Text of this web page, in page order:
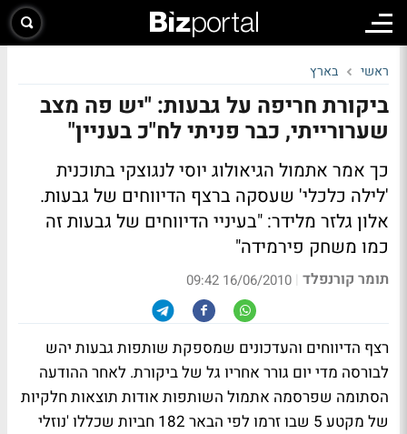
ראשי בארץ
ביקורת חריפה על גבעות: "יש פה מצב
שערורייתי, כבר פניתי לח"כ בעניין"
כך אמר אתמול הגיאולוג יוסי לנגוצקי בתוכנית
'לילה כלכלי' שעסקה ברצף הדיווחים של גבעות.
אלון גלזר מלידר: "בעיניי הדיווחים של גבעות זה
כמו משחק פירמידה"
תומר קורנפלד |
16/06/2010 09:42
רצף הדיווחים והעדכונים שמספקת שותפות גבעות יהש
לבורסה מדי יום גורר אחריו גל של ביקורת. לאחר ההודעה
הסתומה שפרסמה אתמול השותפות אודות תוצאות חלקיות
של מקטע 5 שבו זרמו לפי הבאר 182 חביות שכללו 'נוזלי